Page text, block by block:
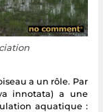
a un rôle. Par
innotata) a une
aquatique :